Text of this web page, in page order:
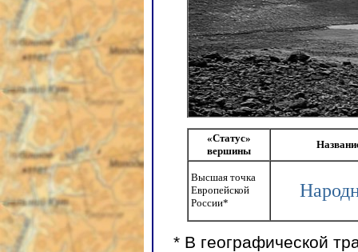
«Статус»
вершины
Высшая точка
Европейской
России*
* В географической